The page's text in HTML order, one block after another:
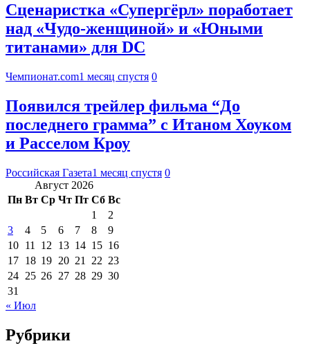
Сценаристка «Супергёрл» поработает
над «Чудо-женщиной» и «Юными
титанами» для DC
Чемпионат.com1 месяц спустя 0
Появился трейлер фильма “До
последнего грамма” с Итаном Хоуком
и Расселом Кроу
Российская Газета1 месяц спустя 0
Август 2026
Пн Вт Ср Чт Пт Сб Вс
1
2
3
4 5 6 7 8
9
10 11 12 13 14 15 16
17 18 19 20 21 22 23
24 25 26 27 28 29 30
31
« Июл
Рубрики